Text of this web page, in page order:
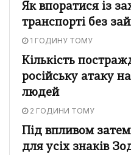
Як впоратися із
транспорті без
1 ГОДИНУ ТОМУ
Кількість
російську атаку
людей
2 ГОДИНИ ТОМУ
Під впливом
для усіх знаків